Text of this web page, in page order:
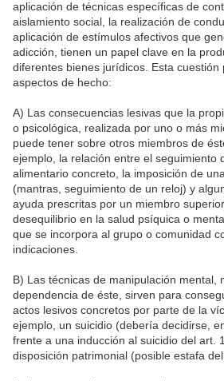
aplicación de técnicas específicas de
aislamiento social, la realización de
aplicación de estímulos afectivos que
adicción, tienen un papel clave en la
diferentes bienes jurídicos. Esta cuestión
aspectos de hecho:
A) Las consecuencias lesivas que la
o psicológica, realizada por uno o más
puede tener sobre otros miembros de
ejemplo, la relación entre el seguimiento
alimentario concreto, la imposición de
(mantras, seguimiento de un reloj) y
ayuda prescritas por un miembro
desequilibrio en la salud psíquica o
que se incorpora al grupo o comunidad
indicaciones.
B) Las técnicas de manipulación mental,
dependencia de éste, sirven para
actos lesivos concretos por parte de la
ejemplo, un suicidio (debería decidirse,
frente a una inducción al suicidio del art.
disposición patrimonial (posible estafa